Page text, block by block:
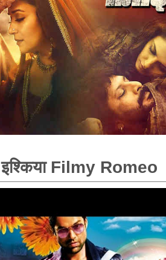
इश्किया Filmy Romeo